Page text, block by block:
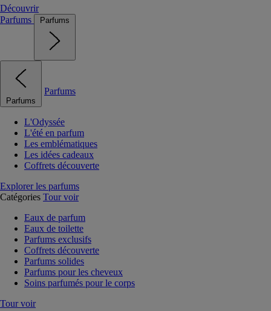
Découvrir
Parfums
Parfums
Parfums
Parfums
L'Odyssée
L'été en parfum
Les emblématiques
Les idées cadeaux
Coffrets découverte
Explorer les parfums
Catégories Tour voir
Eaux de parfum
Eaux de toilette
Parfums exclusifs
Coffrets découverte
Parfums solides
Parfums pour les cheveux
Soins parfumés pour le corps
Tour voir